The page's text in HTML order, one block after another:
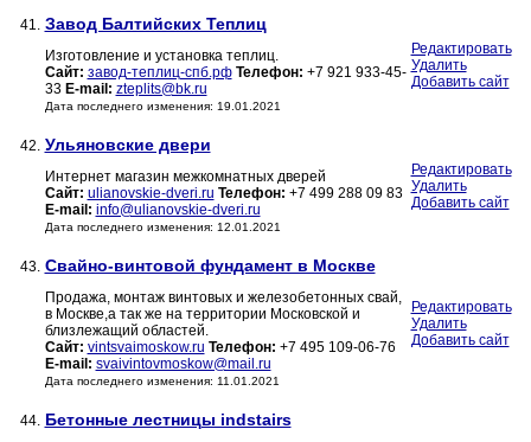
41. Завод Балтийских Теплиц
Изготовление и установка теплиц.
Сайт: завод-теплиц-спб.рф Телефон: +7 921 933-45-
33 E-mail: zteplits@bk.ru
Дата последнего изменения: 19.01.2021
Редактировать
Удалить
Добавить сайт
42. Ульяновские двери
Интернет магазин межкомнатных дверей
Сайт: ulianovskie-dveri.ru Телефон: +7 499 288 09 83
E-mail: info@ulianovskie-dveri.ru
Дата последнего изменения: 12.01.2021
Редактировать
Удалить
Добавить сайт
43. Свайно-винтовой фундамент в Москве
Продажа, монтаж винтовых и железобетонных свай,
в Москве,а так же на территории Московской и
близлежащий областей.
Сайт: vintsvaimoskow.ru Телефон: +7 495 109-06-76
E-mail: svaivintovmoskow@mail.ru
Дата последнего изменения: 11.01.2021
Редактировать
Удалить
Добавить сайт
44. Бетонные лестницы indstairs